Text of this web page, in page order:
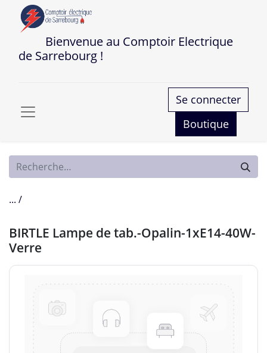
Bienvenue au Comptoir Electrique
de Sarrebourg !
Se connecter
Boutique
... /
BIRTLE Lampe de tab.-Opalin-1xE14-40W-
Verre